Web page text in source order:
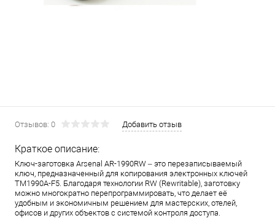
Отзывов: 0 Добавить отзыв
Краткое описание:
Ключ-заготовка Arsenal AR-1990RW – это перезаписываемый
ключ, предназначенный для копирования электронных ключей
TM1990A-F5. Благодаря технологии RW (Rewritable), заготовку
можно многократно перепрограммировать, что делает её
удобным и экономичным решением для мастерских, отелей,
офисов и других объектов с системой контроля доступа.